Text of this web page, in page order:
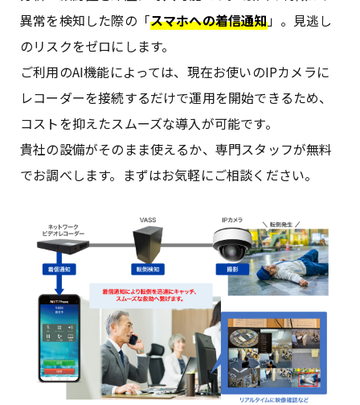
異常を検知した際の「スマホへの着信通知」。見逃し
のリスクをゼロにします。
ご利用のAI機能によっては、現在お使いのIPカメラに
レコーダーを接続するだけで運用を開始できるため、
コストを抑えたスムーズな導入が可能です。
貴社の設備がそのまま使えるか、専門スタッフが無料
でお調べします。まずはお気軽にご相談ください。